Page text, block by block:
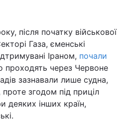
після початку військової
Газа, єменські
Іраном, почали
проходять через Червоне
зазнавали лише судна,
проте згодом під приціл
деяких інших країн,